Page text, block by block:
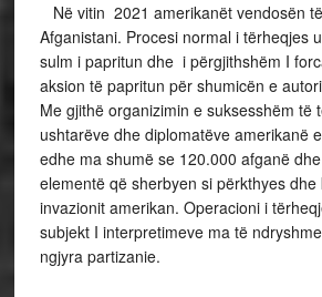
Në vitin 2021 amerikanët vendosën
Afganistani. Procesi normal i tërheqjes
sulm i papritun dhe i përgjithshëm I
aksion të papritun për shumicën e
Me gjithë organizimin e suksesshëm të
ushtarëve dhe diplomatëve amerikanë
edhe ma shumë se 120.000 afganë
elementë që sherbyen si përkthyes
invazionit amerikan. Operacioni i
subjekt I interpretimeve ma të
ngjyra partizanie.